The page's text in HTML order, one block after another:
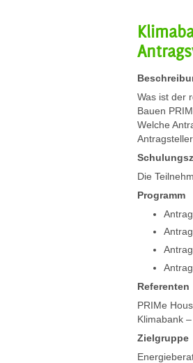
Was ist der
Bauen
Welche
Die
Programm
Referenten
PRIMe
Klimabank
Zielgruppe